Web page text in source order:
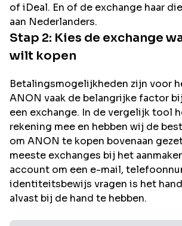
of iDeal. En of de exchange haar
aan Nederlanders.
Stap 2: Kies de exchange
wilt kopen
Betalingsmogelijkheden zijn voor
ANON vaak de belangrijke factor
een exchange. In de vergelijk tool
rekening mee en hebben wij de
om ANON te kopen bovenaan
meeste exchanges bij het
account om een e-mail,
identiteitsbewijs vragen is het
alvast bij de hand te hebben.